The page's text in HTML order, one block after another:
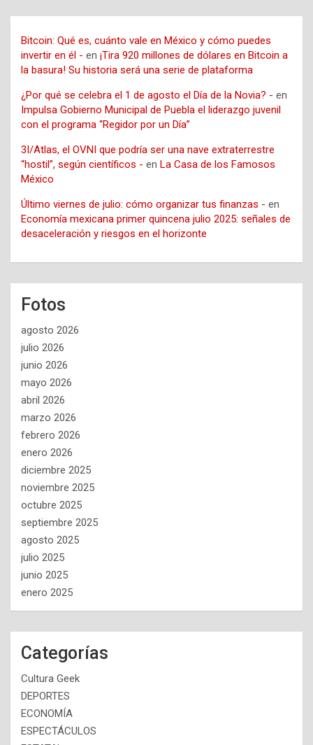
Bitcoin: Qué es, cuánto vale en México y cómo puedes
invertir en él - en ¡Tira 920 millones de dólares en Bitcoin a
la basura! Su historia será una serie de plataforma
¿Por qué se celebra el 1 de agosto el Día de la Novia? - en
Impulsa Gobierno Municipal de Puebla el liderazgo juvenil
con el programa “Regidor por un Día”
3I/Atlas, el OVNI que podría ser una nave extraterrestre
“hostil”, según científicos - en La Casa de los Famosos
México
Último viernes de julio: cómo organizar tus finanzas - en
Economía mexicana primer quincena julio 2025: señales de
desaceleración y riesgos en el horizonte
Fotos
agosto 2026
julio 2026
junio 2026
mayo 2026
abril 2026
marzo 2026
febrero 2026
enero 2026
diciembre 2025
noviembre 2025
octubre 2025
septiembre 2025
agosto 2025
julio 2025
junio 2025
enero 2025
Categorías
Cultura Geek
DEPORTES
ECONOMÍA
ESPECTÁCULOS